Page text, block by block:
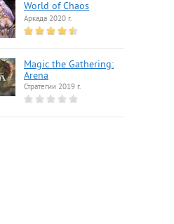
World of Chaos
Аркада 2020 г.
Magic the Gathering:
Arena
Стратегии 2019 г.